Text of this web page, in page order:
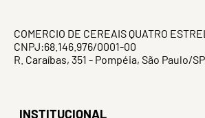
COMERCIO DE CEREAIS QUATRO
CNPJ:68.146.976/0001-00
R. Caraíbas, 351 - Pompéia, São Paulo/
INSTITUCIONAL